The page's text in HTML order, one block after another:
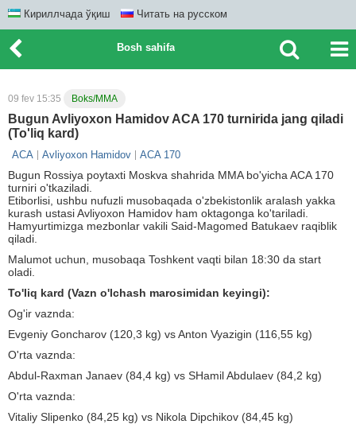
Кириллчада ўқиш Читать на русском
Bosh sahifa
09 fev 15:35 Boks/MMA
Bugun Avliyoxon Hamidov ACA 170 turnirida jang qiladi
(To'liq kard)
ACA Avliyoxon Hamidov ACA 170
Bugun Rossiya poytaxti Moskva shahrida MMA bo'yicha ACA 170
turniri o'tkaziladi.
Etiborlisi, ushbu nufuzli musobaqada o'zbekistonlik aralash yakka
kurash ustasi Avliyoxon Hamidov ham oktagonga ko'tariladi.
Hamyurtimizga mezbonlar vakili Said-Magomed Batukaev raqiblik
qiladi.
Malumot uchun, musobaqa Toshkent vaqti bilan 18:30 da start
oladi.
To'liq kard (Vazn o'lchash marosimidan keyingi):
Og'ir vaznda:
Evgeniy Goncharov (120,3 kg) vs Anton Vyazigin (116,55 kg)
O'rta vaznda:
Abdul-Raxman Janaev (84,4 kg) vs SHamil Abdulaev (84,2 kg)
O'rta vaznda:
Vitaliy Slipenko (84,25 kg) vs Nikola Dipchikov (84,45 kg)